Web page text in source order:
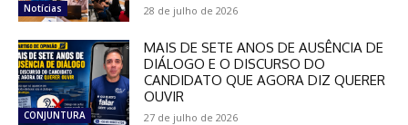
Notícias 28 de julho de 2026
CONJUNTURA
MAIS DE SETE ANOS DE AUSÊNCIA DE
DIÁLOGO E O DISCURSO DO
CANDIDATO QUE AGORA DIZ QUERER
OUVIR
27 de julho de 2026